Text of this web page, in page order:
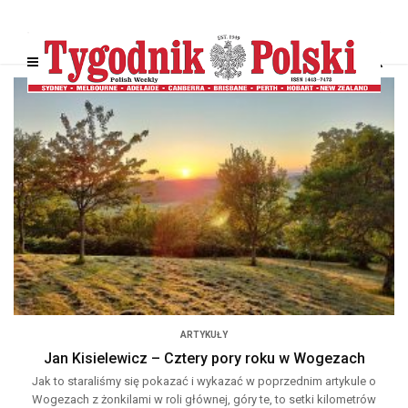
ARTYKUŁY
Jan Kisielewicz – Cztery pory roku w Wogezach
Jak to staraliśmy się pokazać i wykazać w poprzednim artykule o
Wogezach z żonkilami w roli głównej, góry te, to setki kilometrów